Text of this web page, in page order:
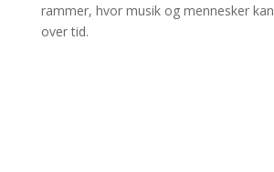
rammer, hvor musik og mennesker
over tid.